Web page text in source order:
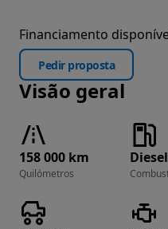
Financiamento
Pedir proposta
Visão geral
158 000 km
Quilómetros
Diesel